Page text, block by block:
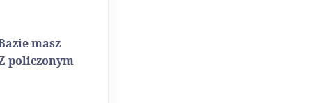
masz
policzonym